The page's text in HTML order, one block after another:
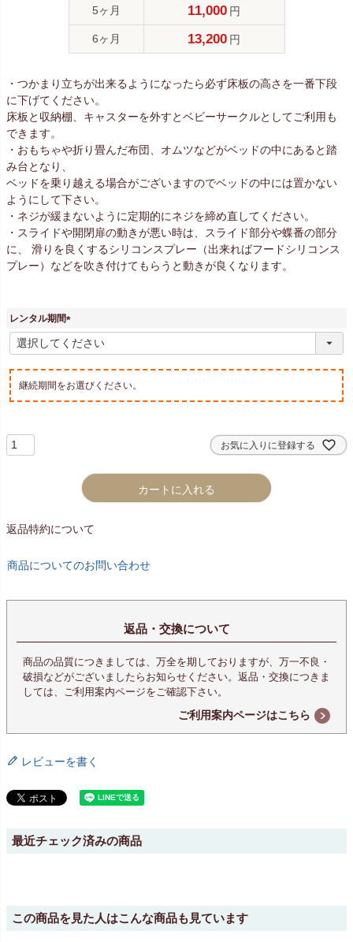
5ヶ月 11,000 円
6ヶ月 13,200 円
・つかまり立ちが出来るようになったら必ず床板の高さを一番下段
に下げてください。
床板と収納棚、キャスターを外すとベビーサークルとしてご利用も
できます。
・おもちゃや折り畳んだ布団、オムツなどがベッドの中にあると踏
み台となり、
ベッドを乗り越える場合がございますのでベッドの中には置かない
ようにして下さい。
・ネジが緩まないように定期的にネジを締め直してください。
・スライドや開閉扉の動きが悪い時は、スライド部分や蝶番の部分
に、 滑りを良くするシリコンスプレー（出来ればフードシリコンス
プレー）などを吹き付けてもらうと動きが良くなります。
レンタル期間
(
必
継続期間をお選びください。
お気に入りに登録する
カートに入れる
返品特約について
商品についてのお問い合わせ
返品・交換について
商品の品質につきましては、万全を期しておりますが、万一不良・
破損などがございましたらお知らせください。返品・交換につきま
しては、ご利用案内ページをご確認下さい。
ご利用案内ページはこちら
レビューを書く
最近チェック済みの商品
この商品を見た人はこんな商品も見ています